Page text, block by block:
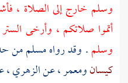
وسلم خارج إلى الصلاة ،
أتموا صلاتكم ، وأرخى
وسلم. وقد رواهمسلممن
كيسانومعمر ،عنالزهري ،